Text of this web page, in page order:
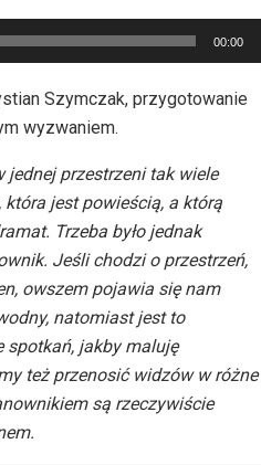
00:00
Szymczak, przygotowanie
wyzwaniem.
jednej przestrzeni tak wiele
jest powieścią, a którą
Trzeba było jednak
Jeśli chodzi o przestrzeń,
owszem pojawia się nam
natomiast jest to
spotkań, jakby maluję
też przenosić widzów w różne
są rzeczywiście